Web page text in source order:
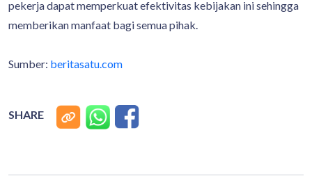
pekerja dapat memperkuat efektivitas kebijakan ini sehingga
memberikan manfaat bagi semua pihak.
Sumber: beritasatu.com
SHARE